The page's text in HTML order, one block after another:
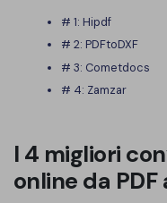
Word in PDF
Altri Strumenti Online
Modulo PDF
Firma PDF
Batch PDF
Smart Redact
Tutti Gli Argomenti
Soluzioni PDF per
Servizio IT
Legale
# 1: Hipdf
# 2: PDFtoDXF
# 3: Cometdocs
# 4: Zamzar
I 4 migliori
online da PDF